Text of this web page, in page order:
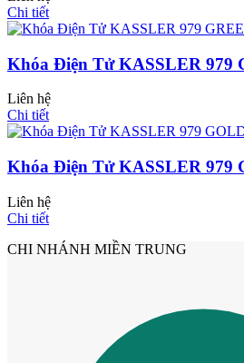
Cửa Nhựa Hàn Quốc
Chi tiết
Khóa Điện Tử KASSLER 979
Liên hệ
Chi tiết
Khóa Điện Tử KASSLER 979
Liên hệ
Chi tiết
CHI NHÁNH MIỀN TRUNG